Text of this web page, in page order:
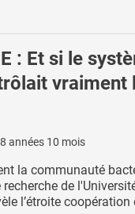
: Et si le
vraiment
8 années 10 mois
la communauté
de
l’étroite coopération